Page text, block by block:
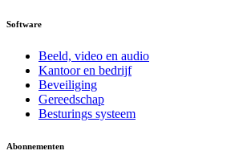
Software
Beeld, video en audio
Kantoor en bedrijf
Beveiliging
Gereedschap
Besturings systeem
Abonnementen